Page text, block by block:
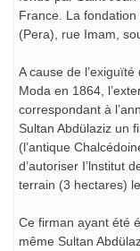
France. La
(Pera), rue Imam,
A cause de
Moda en 1864,
correspondant à
Sultan Abdülaziz un
(l’antique
d’autoriser I’lnstitut
terrain (3 hectares)
Ce firman ayant été
même Sultan